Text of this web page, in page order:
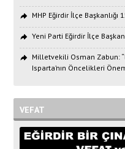
MHP Eğirdir İlçe Başkanlığı
Yeni Parti Eğirdir İlçe
Milletvekili Osman Zabun:
Isparta’nın Öncelikleri
VEFAT